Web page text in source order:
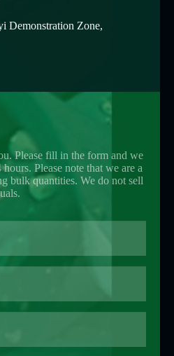
Demonstration Zone,
Please fill in the form and we
Please note that we are a
bulk quantities. We do not sell